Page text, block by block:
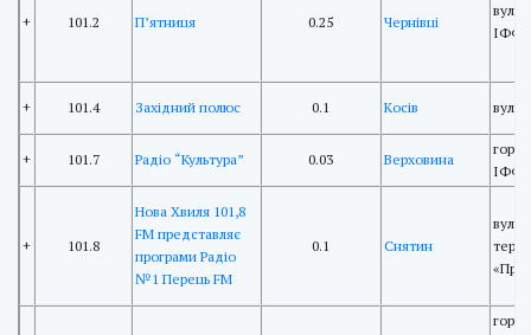
+ 101.2 П’ятниця 0.25 Чернівці
вул.
+ 101.4 Західний полюс 0.1 Косів вул.
+ 101.7 Радіо “Культура” 0.03 Верховина
гора
+ 101.8
Нова Хвиля 101,8
FM представляє
програми Радіо
№1 Перець FM
0.1 Снятин
вул.
гора